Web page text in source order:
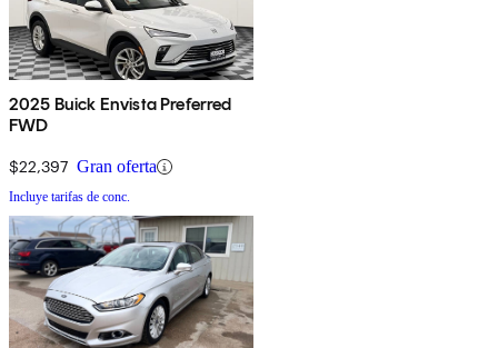
2025 Buick Envista Preferred
FWD
$22,397 Gran oferta
Incluye tarifas de conc.